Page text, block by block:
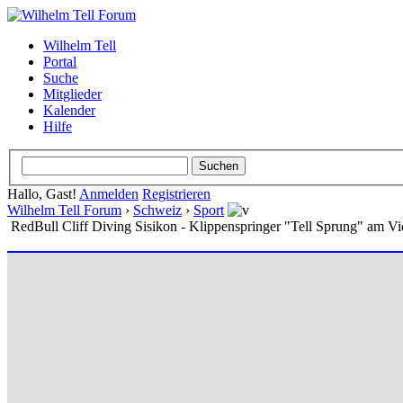
Wilhelm Tell
Portal
Suche
Mitglieder
Kalender
Hilfe
Hallo, Gast! Anmelden Registrieren
Wilhelm Tell Forum › Schweiz › Sport
RedBull Cliff Diving Sisikon - Klippenspringer "Tell Sprung" am